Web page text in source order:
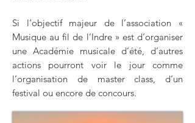
Si l’objectif majeur de l’association «
Musique au fil de l’Indre » est d’organiser
une Académie musicale d’été, d’autres
actions pourront voir le jour comme
l’organisation de master class, d’un
festival ou encore de concours.